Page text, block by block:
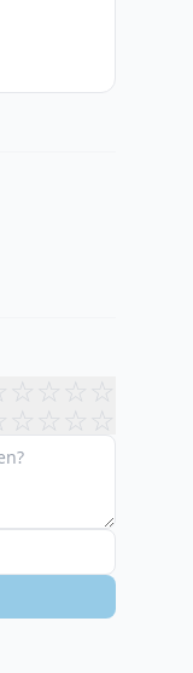
☆☆☆☆
☆ ☆ ☆ ☆